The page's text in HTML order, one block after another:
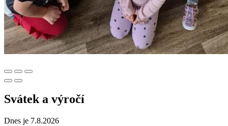
Svátek a výročí
Dnes je 7.8.2026